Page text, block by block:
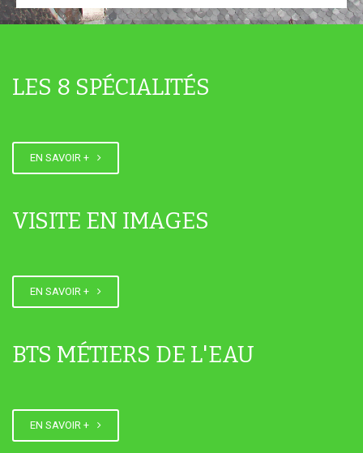
ENJEUX GEOPOLITIQUES
JOURNEE PORTES OUVERTES
SAMEDI 14 MARS 2026
LES 8 SPÉCIALITÉS
EN SAVOIR +
VISITE EN IMAGES
EN SAVOIR +
BTS MÉTIERS DE L'EAU
EN SAVOIR +